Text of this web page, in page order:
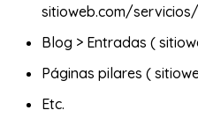
sitioweb.com/
Blog > Entradas (
Páginas pilares (
Etc.